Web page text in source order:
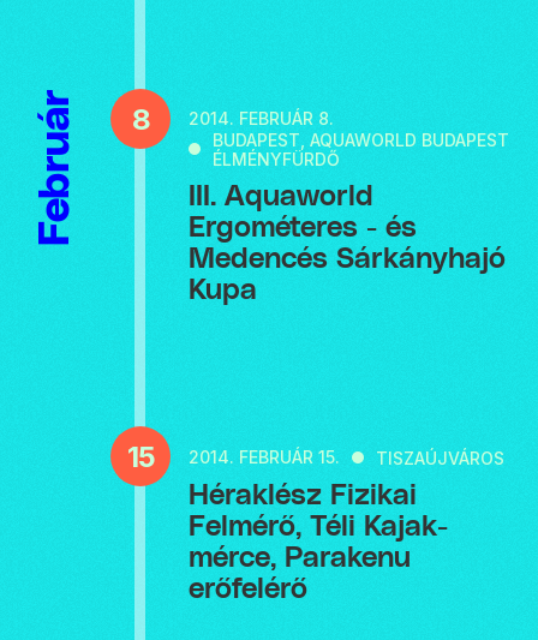
Február 8 2014. FEBRUÁR 8.
BUDAPEST, AQUAWORLD BUDAPEST
ÉLMÉNYFÜRDŐ
III. Aquaworld
Ergométeres - és
Medencés Sárkányhajó
Kupa
15 2014. FEBRUÁR 15. TISZAÚJVÁROS
Héraklész Fizikai
Felmérő, Téli Kajak-
mérce, Parakenu
erőfelérő